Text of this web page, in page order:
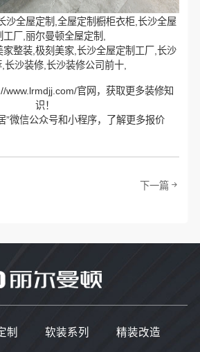
沙全屋定制,全屋定制橱柜衣柜,长沙全屋
工厂,丽尔曼顿全屋定制,
家整装,极刻美家,长沙全屋定制工厂,长沙
长沙装修,长沙装修公司前十,
www.lrmdjj.com/官网，获取更多装修知
识！
”微信公众号和小程序，了解更多报价
下一篇
制 软装系列 精装改造